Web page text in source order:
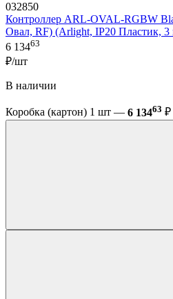
032850
Контроллер ARL-OVAL-RGBW
Овал, RF) (Arlight, IP20 Пластик, 3
6 13463
₽/шт
В наличии
Коробка (картон) 1 шт — 6 13463 ₽